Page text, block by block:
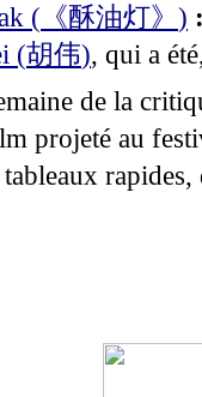
( 《酥油灯》 )
(胡伟), qui a
de la
projeté au
rapides,